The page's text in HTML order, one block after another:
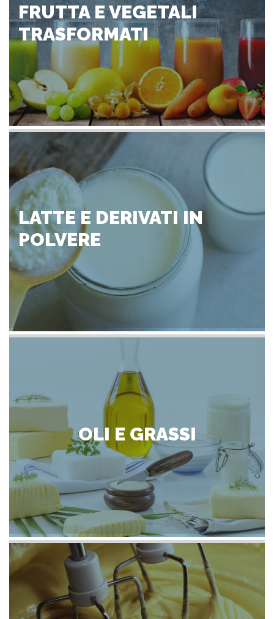
FRUTTA E VEGETALI
TRASFORMATI
LATTE E DERIVATI IN
POLVERE
OLI E GRASSI